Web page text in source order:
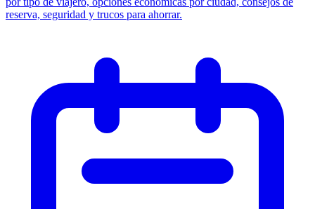
reserva, seguridad y trucos para ahorrar.